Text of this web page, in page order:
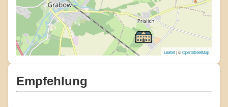
Leaflet| ©OpenStreetMap
Empfehlung